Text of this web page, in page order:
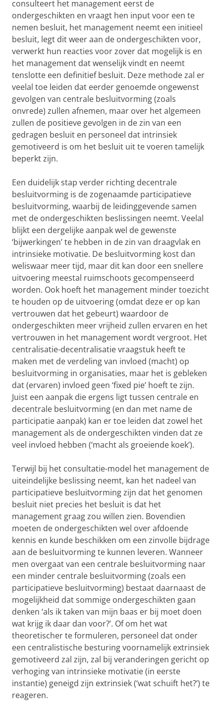
consulteert het management eerst de
ondergeschikten en vraagt hen input voor een te
nemen besluit, het management neemt een initieel
besluit, legt dit weer aan de ondergeschikten voor,
verwerkt hun reacties voor zover dat mogelijk is en
het management dat wenselijk vindt en neemt
tenslotte een definitief besluit. Deze methode zal er
veelal toe leiden dat eerder genoemde ongewenst
gevolgen van centrale besluitvorming (zoals
onvrede) zullen afnemen, maar over het algemeen
zullen de positieve gevolgen in de zin van een
gedragen besluit en personeel dat intrinsiek
gemotiveerd is om het besluit uit te voeren tamelijk
beperkt zijn.
Een duidelijk stap verder richting decentrale
besluitvorming is de zogenaamde participatieve
besluitvorming, waarbij de leidinggevende samen
met de ondergeschikten beslissingen neemt. Veelal
blijkt een dergelijke aanpak wel de gewenste
‘bijwerkingen’ te hebben in de zin van draagvlak en
intrinsieke motivatie. De besluitvorming kost dan
weliswaar meer tijd, maar dit kan door een snellere
uitvoering meestal ruimschoots gecompenseerd
worden. Ook hoeft het management minder toezicht
te houden op de uitvoering (omdat deze er op kan
vertrouwen dat het gebeurt) waardoor de
ondergeschikten meer vrijheid zullen ervaren en het
vertrouwen in het management wordt vergroot. Het
centralisatie-decentralisatie vraagstuk heeft te
maken met de verdeling van invloed (macht) op
besluitvorming in organisaties, maar het is gebleken
dat (ervaren) invloed geen ‘fixed pie’ hoeft te zijn.
Juist een aanpak die ergens ligt tussen centrale en
decentrale besluitvorming (en dan met name de
participatie aanpak) kan er toe leiden dat zowel het
management als de ondergeschikten vinden dat ze
veel invloed hebben (‘macht als groeiende koek’).
Terwijl bij het consultatie-model het management de
uiteindelijke beslissing neemt, kan het nadeel van
participatieve besluitvorming zijn dat het genomen
besluit niet precies het besluit is dat het
management graag zou willen zien. Bovendien
moeten de ondergeschikten wel over afdoende
kennis en kunde beschikken om een zinvolle bijdrage
aan de besluitvorming te kunnen leveren. Wanneer
men overgaat van een centrale besluitvorming naar
een minder centrale besluitvorming (zoals een
participatieve besluitvorming) bestaat daarnaast de
mogelijkheid dat sommige ondergeschikten gaan
denken ‘als ik taken van mijn baas er bij moet doen
wat krijg ik daar dan voor?’. Of om het wat
theoretischer te formuleren, personeel dat onder
een centralistische besturing voornamelijk extrinsiek
gemotiveerd zal zijn, zal bij veranderingen gericht op
verhoging van intrinsieke motivatie (in eerste
instantie) geneigd zijn extrinsiek (‘wat schuift het?’) te
reageren.